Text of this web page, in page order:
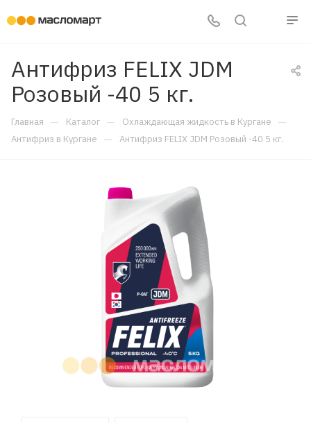
Антифриз FELIX JDM
Розовый -40 5 кг.
Главная — Каталог — Охлаждающая жидкость в Кургане —
Антифриз в Кургане — Антифриз FELIX JDM Розовый -40 5 кг.